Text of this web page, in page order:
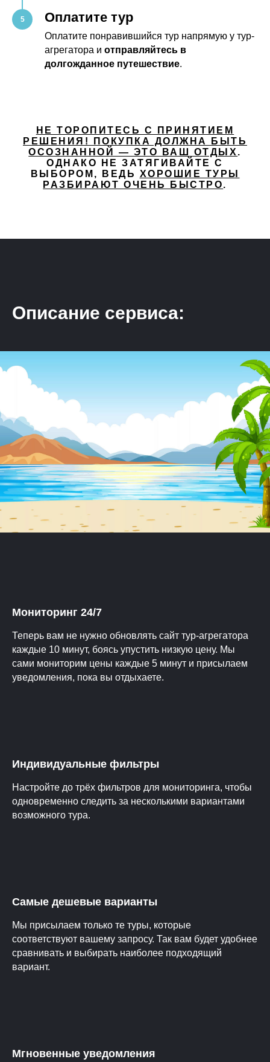
Оплатите тур
Оплатите понравившийся тур напрямую у тур-
агрегатора и отправляйтесь в
долгожданное путешествие.
НЕ ТОРОПИТЕСЬ С ПРИНЯТИЕМ
РЕШЕНИЯ! ПОКУПКА ДОЛЖНА БЫТЬ
ОСОЗНАННОЙ — ЭТО ВАШ ОТДЫХ .
ОДНАКО НЕ ЗАТЯГИВАЙТЕ С
ВЫБОРОМ, ВЕДЬ ХОРОШИЕ ТУРЫ
РАЗБИРАЮТ ОЧЕНЬ БЫСТРО.
Описание сервиса:
Мониторинг 24/7
Теперь вам не нужно обновлять сайт тур-агрегатора
каждые 10 минут, боясь упустить низкую цену. Мы
сами мониторим цены каждые 5 минут и присылаем
уведомления, пока вы отдыхаете.
Индивидуальные фильтры
Настройте до трёх фильтров для мониторинга, чтобы
одновременно следить за несколькими вариантами
возможного тура.
Самые дешевые варианты
Мы присылаем только те туры, которые
соответствуют вашему запросу. Так вам будет удобнее
сравнивать и выбирать наиболее подходящий
вариант.
Мгновенные уведомления